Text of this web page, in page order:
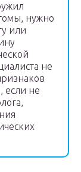
нужно
или
не
если не